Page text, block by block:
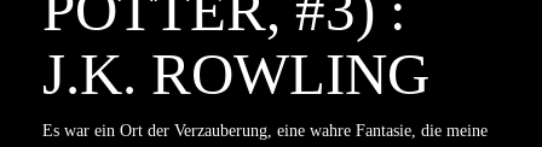
J.K. ROWLING
Es war ein Ort der Verzauberung, eine wahre Fantasie, die meine